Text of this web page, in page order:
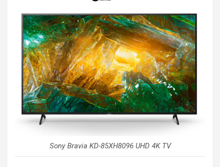
Sony Bravia KD-85XH8096 UHD 4K TV